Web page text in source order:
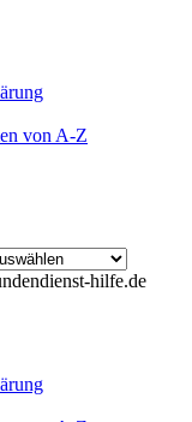
von A-Z
hilfe.de